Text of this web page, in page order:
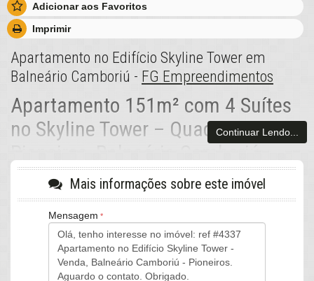
Adicionar aos Favoritos
Imprimir
Apartamento no Edifício Skyline Tower em
Balneário Camboriú - FG Empreendimentos
Apartamento 151m² com 4 Suítes
no Skyline Tower – Quadra do Mar,
Pense em acordar com a luz suave do mar refletindo no espelho
d'água do condomínio, descer para preparar o café na cozinha
integrada e depois ver as crianças correndo felizes para o
playground enquanto você respira fundo na sauna úmida. Este
apartamento de 151,28m² privativos (241,51m² construídos) no
Skyline Tower, entregue pela FG Empreendimentos em 12/2024,
entrega o luxo que não exige esforço: privacidade absoluta em
quatro suítes, espaços que convidam a viver junto e um lazer que
Continuar Lendo...
Mais informações sobre este imóvel
Mensagem